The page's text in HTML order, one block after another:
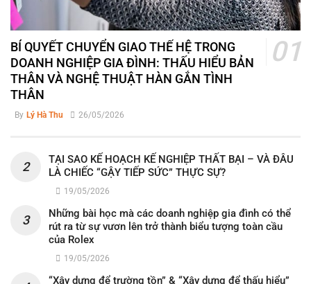
BÍ QUYẾT CHUYỂN GIAO THẾ HỆ TRONG
DOANH NGHIỆP GIA ĐÌNH: THẤU HIỂU BẢN
THÂN VÀ NGHỆ THUẬT HÀN GẮN TÌNH
THÂN
By Lý Hà Thu 26/05/2026
TẠI SAO KẾ HOẠCH KẾ NGHIỆP THẤT BẠI – VÀ ĐÂU
LÀ CHIẾC “GẬY TIẾP SỨC” THỰC SỰ?
19/05/2026
Những bài học mà các doanh nghiệp gia đình có thể
rút ra từ sự vươn lên trở thành biểu tượng toàn cầu
của Rolex
19/05/2026
“Xây dựng để trường tồn” & “Xây dựng để thấu hiểu”